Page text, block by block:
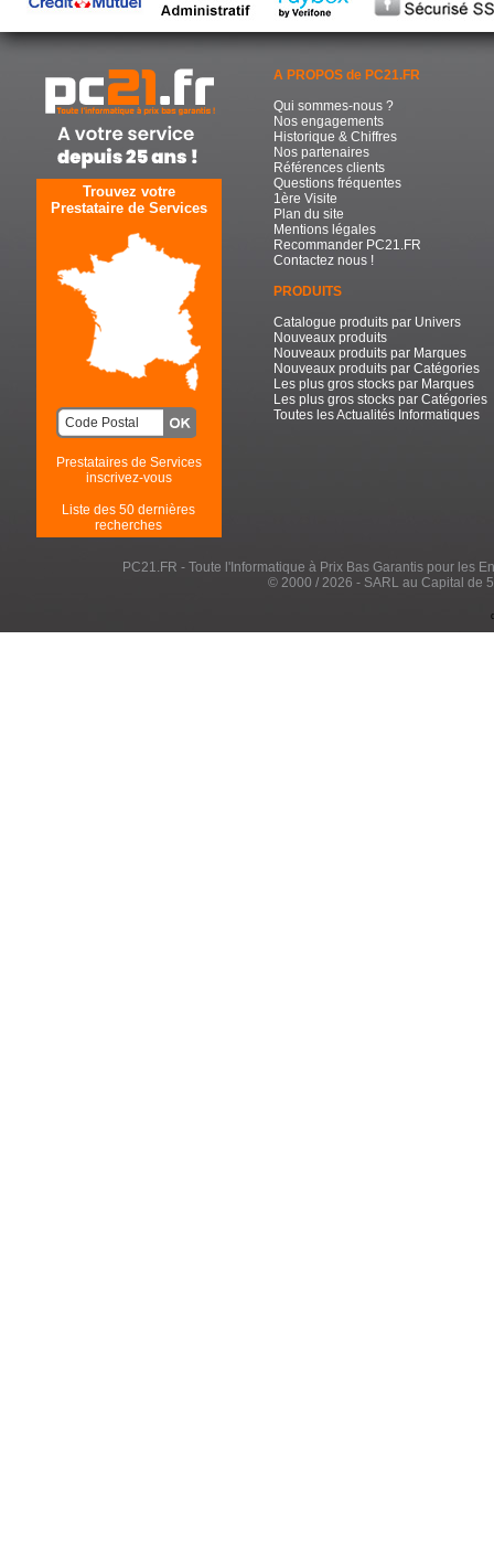
Trouvez votre
Prestataire de Services
Prestataires de Services
inscrivez-vous
Liste des 50 dernières
recherches
A PROPOS de PC21.FR
Qui sommes-nous ?
Nos engagements
Historique & Chiffres
Nos partenaires
Références clients
Questions fréquentes
1ère Visite
Plan du site
Mentions légales
Recommander PC21.FR
Contactez nous !
PRODUITS
Catalogue produits par Univers
Nouveaux produits
Nouveaux produits par Marques
Nouveaux produits par Catégories
Les plus gros stocks par Marques
Les plus gros stocks par Catégories
Toutes les Actualités Informatiques
PC21.FR - Toute l'Informatique à Prix Bas Garantis pour les
© 2000 / 2026 - SARL au Capital de